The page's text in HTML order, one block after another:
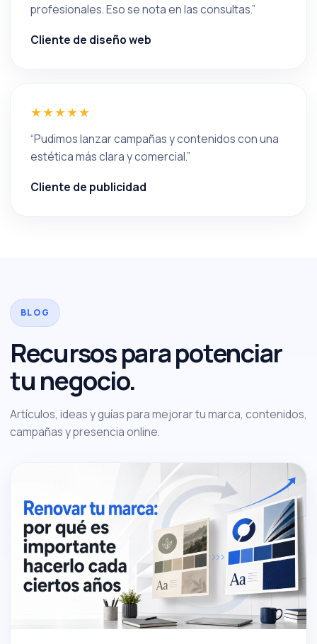
profesionales. Eso se nota en las consultas.”
Cliente de diseño web
★★★★★
“Pudimos lanzar campañas y contenidos con una
estética más clara y comercial.”
Cliente de publicidad
BLOG
Recursos para potenciar
tu negocio.
Artículos, ideas y guías para mejorar tu marca, contenidos,
campañas y presencia online.